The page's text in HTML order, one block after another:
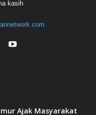
kasih
Ajak Masyarakat